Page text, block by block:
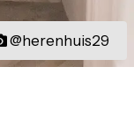
@herenhuis29